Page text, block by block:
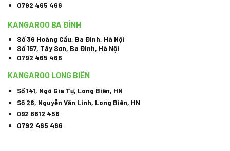
0792 465 466
KANGAROO BA ĐÌNH
Số 36 Hoàng Cầu, Ba Đình, Hà Nội
Số 157, Tây Sơn, Ba Đình, Hà Nội
0792 465 466
KANGAROO LONG BIÊN
Số 141, Ngô Gia Tự, Long Biên, HN
Số 26, Nguyễn Văn Linh, Long Biên, HN
092 8812 456
0792 465 466